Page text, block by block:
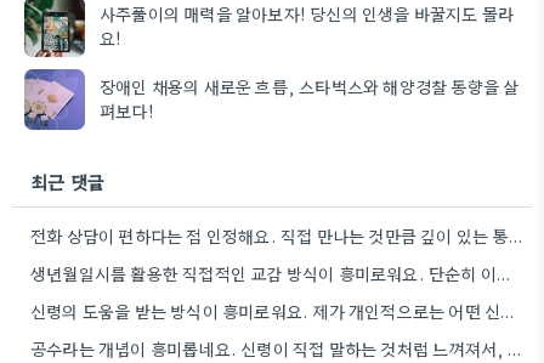
사주풀이의 매력을 알아보자! 당신의 인생을 바꿀지도 몰라
요!
장애인 채용의 새로운 흐름, 스타벅스와 해양경찰 동향을 살
펴보다!
최근 댓글
전화 상담이 편하다는 점 인정해요. 직접 만나는 것만큼 깊이 있는 통찰력을 얻기는 어려울 것 같아요.
생년월일시를 활용한 직접적인 교감 방식이 흥미로워요. 단순히 이론적 틀에 기대는 것보다, 개인의 상황에 맞춰 신령의…
신령의 도움을 받는 방식이 흥미로워요. 제가 개인적으로는 어떤 신령이 상담자의 상황에 맞춰 질문을 받아들이는지 궁금하네요.
공수라는 개념이 흥미롭네요. 신령이 직접 말하는 것처럼 느껴져서, 현대적인 AI 챗봇의 답변 방식과 연결해서 생각해…